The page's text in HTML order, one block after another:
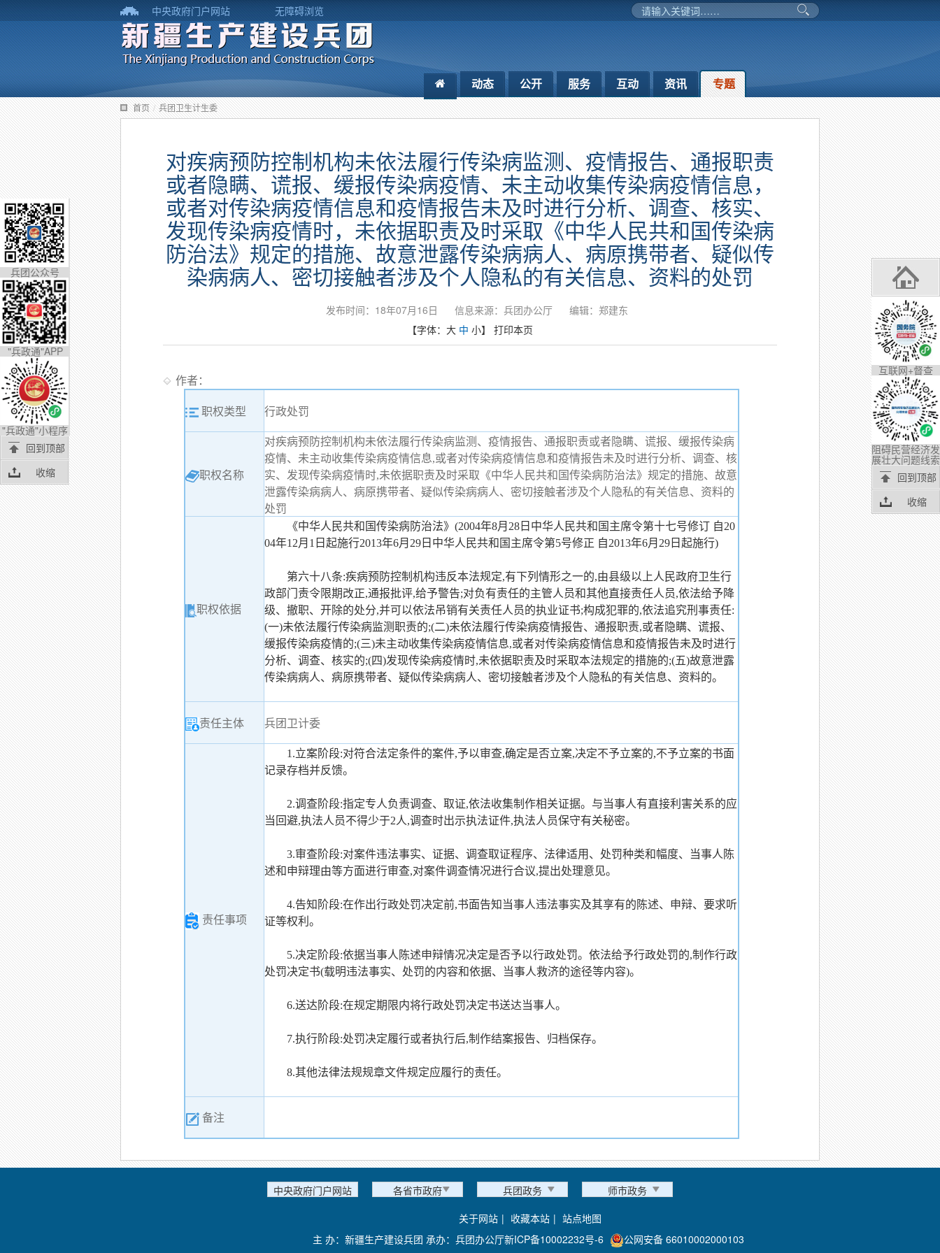
中央政府门户网站 无障碍浏览
动态 公开 服务 互动 资讯 专题
首页 / 兵团卫生计生委
对疾病预防控制机构未依法履行传染病监测、疫情报告、通报职责
或者隐瞒、谎报、缓报传染病疫情、未主动收集传染病疫情信息，
或者对传染病疫情信息和疫情报告未及时进行分析、调查、核实、
发现传染病疫情时，未依据职责及时采取《中华人民共和国传染病
防治法》规定的措施、故意泄露传染病病人、病原携带者、疑似传
染病病人、密切接触者涉及个人隐私的有关信息、资料的处罚
发布时间：18年07月16日 信息来源：兵团办公厅
编辑：郑建东
【字体： 大 中 小】 打印本页
作者：
职权类型 行政处罚
职权名称
对疾病预防控制机构未依法履行传染病监测、疫情报告、通报职责或者隐瞒、谎报、缓报传染病
疫情、未主动收集传染病疫情信息,或者对传染病疫情信息和疫情报告未及时进行分析、调查、核
实、发现传染病疫情时,未依据职责及时采取《中华人民共和国传染病防治法》规定的措施、故意
泄露传染病病人、病原携带者、疑似传染病病人、密切接触者涉及个人隐私的有关信息、资料的
处罚
职权依据
《中华人民共和国传染病防治法》(2004年8月28日中华人民共和国主席令第十七号修订 自20
04年12月1日起施行2013年6月29日中华人民共和国主席令第5号修正 自2013年6月29日起施行)
第六十八条:疾病预防控制机构违反本法规定,有下列情形之一的,由县级以上人民政府卫生行
政部门责令限期改正,通报批评,给予警告;对负有责任的主管人员和其他直接责任人员,依法给予降
级、撤职、开除的处分,并可以依法吊销有关责任人员的执业证书;构成犯罪的,依法追究刑事责任:
(一)未依法履行传染病监测职责的;(二)未依法履行传染病疫情报告、通报职责,或者隐瞒、谎报、
缓报传染病疫情的;(三)未主动收集传染病疫情信息,或者对传染病疫情信息和疫情报告未及时进行
分析、调查、核实的;(四)发现传染病疫情时,未依据职责及时采取本法规定的措施的;(五)故意泄露
传染病病人、病原携带者、疑似传染病病人、密切接触者涉及个人隐私的有关信息、资料的。
责任主体 兵团卫计委
责任事项
1.立案阶段:对符合法定条件的案件,予以审查,确定是否立案,决定不予立案的,不予立案的书面
记录存档并反馈。
2.调查阶段:指定专人负责调查、取证,依法收集制作相关证据。与当事人有直接利害关系的应
当回避,执法人员不得少于2人,调查时出示执法证件,执法人员保守有关秘密。
3.审查阶段:对案件违法事实、证据、调查取证程序、法律适用、处罚种类和幅度、当事人陈
述和申辩理由等方面进行审查,对案件调查情况进行合议,提出处理意见。
4.告知阶段:在作出行政处罚决定前,书面告知当事人违法事实及其享有的陈述、申辩、要求听
证等权利。
5.决定阶段:依据当事人陈述申辩情况决定是否予以行政处罚。依法给予行政处罚的,制作行政
处罚决定书(载明违法事实、处罚的内容和依据、当事人救济的途径等内容)。
6.送达阶段:在规定期限内将行政处罚决定书送达当事人。
7.执行阶段:处罚决定履行或者执行后,制作结案报告、归档保存。
8.其他法律法规规章文件规定应履行的责任。
备注
中央政府门户网站 各省市政府 兵团政务
师市政务
关于网站 | 收藏本站 | 站点地图
主 办：新疆生产建设兵团 承办：兵团办公厅新ICP备10002232号-6 公网安备 66010002000103
互联网+督查
阻碍民营经济发
展壮大问题线索
回到顶部
收缩
兵团公众号
"兵政通"APP
"兵政通"小程序
回到顶部
收缩